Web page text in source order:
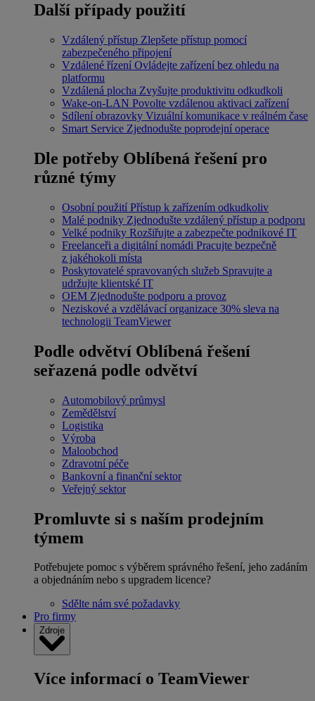
Další případy použití
Vzdálený přístup Zlepšete přístup pomocí
zabezpečeného připojení
Vzdálené řízení Ovládejte zařízení bez ohledu na
platformu
Vzdálená plocha Zvyšujte produktivitu odkudkoli
Wake-on-LAN Povolte vzdálenou aktivaci zařízení
Sdílení obrazovky Vizuální komunikace v reálném čase
Smart Service Zjednodušte poprodejní operace
Dle potřeby Oblíbená řešení pro
různé týmy
Osobní použití Přístup k zařízením odkudkoliv
Malé podniky Zjednodušte vzdálený přístup a podporu
Velké podniky Rozšiřujte a zabezpečte podnikové IT
Freelanceři a digitální nomádi Pracujte bezpečně
z jakéhokoli místa
Poskytovatelé spravovaných služeb Spravujte a
udržujte klientské IT
OEM Zjednodušte podporu a provoz
Neziskové a vzdělávací organizace 30% sleva na
technologii TeamViewer
Podle odvětví Oblíbená řešení
seřazená podle odvětví
Automobilový průmysl
Zemědělství
Logistika
Výroba
Maloobchod
Zdravotní péče
Bankovní a finanční sektor
Veřejný sektor
Promluvte si s naším prodejním
týmem
Potřebujete pomoc s výběrem správného řešení, jeho zadáním
a objednáním nebo s upgradem licence?
Sdělte nám své požadavky
Pro firmy
Zdroje
Více informací o TeamViewer